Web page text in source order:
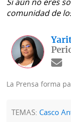
comunidad de
La Prensa forma
TEMAS: Casco